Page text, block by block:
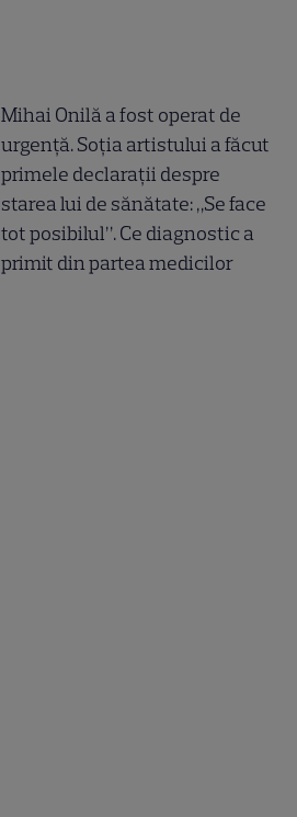
Mihai Onilă a fost operat de
urgență. Soția artistului a făcut
primele declarații despre
starea lui de sănătate: „Se face
tot posibilul”. Ce diagnostic a
primit din partea medicilor